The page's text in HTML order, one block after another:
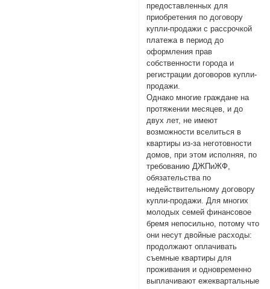
предоставленных для
приобретения по договору
купли-продажи с рассрочкой
платежа в период до
оформления прав
собственности города и
регистрации договоров купли-
продажи.
Однако многие граждане на
протяжении месяцев, и до
двух лет, не имеют
возможности вселиться в
квартиры из-за неготовности
домов, при этом исполняя, по
требованию ДЖПиЖФ,
обязательства по
недействительному договору
купли-продажи. Для многих
молодых семей финансовое
бремя непосильно, потому что
они несут двойные расходы:
продолжают оплачивать
съемные квартиры для
проживания и одновременно
выплачивают ежеквартальные